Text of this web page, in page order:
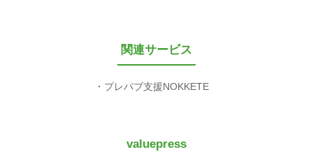
関連サービス
プレパブ支援NOKKETE
valuepress